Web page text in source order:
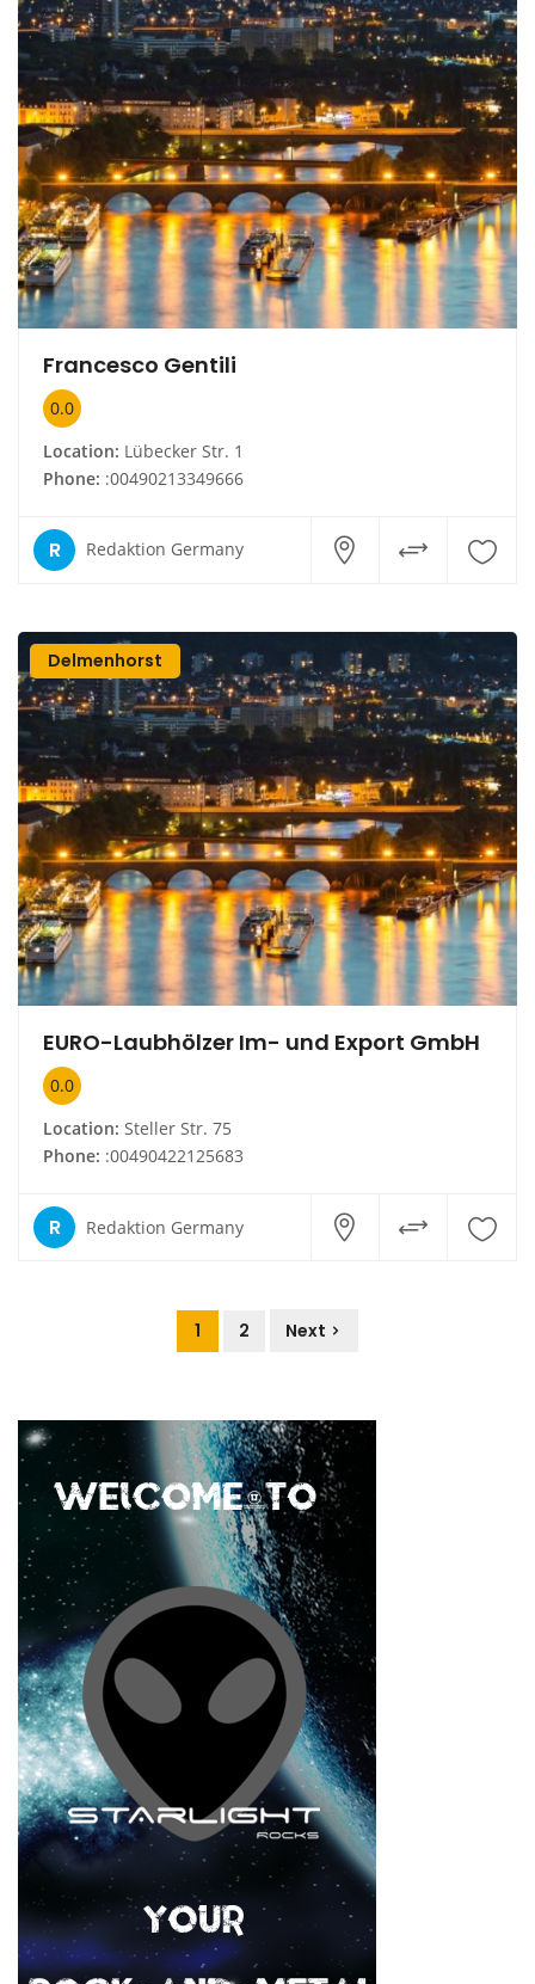
Francesco Gentili
0.0
Location: Lübecker Str. 1
Phone: :00490213349666
R Redaktion Germany
Delmenhorst
EURO-Laubhölzer Im- und Export GmbH
0.0
Location: Steller Str. 75
Phone: :00490422125683
R Redaktion Germany
1 2 Next